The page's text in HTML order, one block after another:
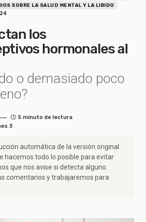
SOBRE LA SALUD MENTAL Y LA LIBIDO
los
hormonales al
o demasiado poco
5 minuto de lectura
3
automática de la versión original
hacemos todo lo posible para evitar
que nos avise si detecta alguno.
comentarios y trabajaremos para